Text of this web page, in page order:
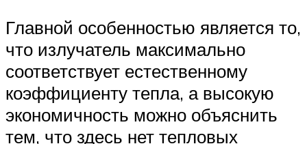
Главной особенностью является то,
что излучатель максимально
соответствует естественному
коэффициенту тепла, а высокую
экономичность можно объяснить
тем, что здесь нет тепловых